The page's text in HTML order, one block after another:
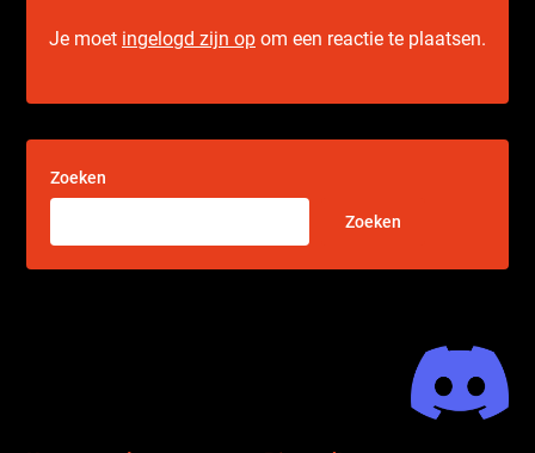
Je moet ingelogd zijn op om een reactie te plaatsen.
Zoeken
Zoeken